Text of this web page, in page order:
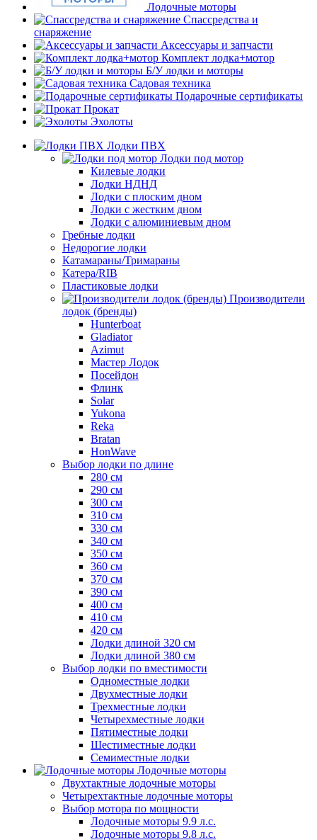
Лодочные моторы
Спассредства и
снаряжение
Аксессуары и запчасти
Комплект лодка+мотор
Б/У лодки и моторы
Садовая техника
Подарочные сертификаты
Прокат
Эхолоты
Лодки ПВХ
Лодки под мотор
Килевые лодки
Лодки НДНД
Лодки с плоским дном
Лодки с жестким дном
Лодки с алюминиевым дном
Гребные лодки
Недорогие лодки
Катамараны/Тримараны
Катера/RIB
Пластиковые лодки
Производители
лодок (бренды)
Hunterboat
Gladiator
Azimut
Мастер Лодок
Посейдон
Флинк
Solar
Yukona
Reka
Bratan
HonWave
Выбор лодки по длине
280 см
290 см
300 см
310 см
330 см
340 см
350 см
360 см
370 см
390 см
400 см
410 см
420 см
Лодки длиной 320 см
Лодки длиной 380 см
Выбор лодки по вместимости
Одноместные лодки
Двухместные лодки
Трехместные лодки
Четырехместные лодки
Пятиместные лодки
Шестиместные лодки
Семиместные лодки
Лодочные моторы
Двухтактные лодочные моторы
Четырехтактные лодочные моторы
Выбор мотора по мощности
Лодочные моторы 9.9 л.с.
Лодочные моторы 9.8 л.с.